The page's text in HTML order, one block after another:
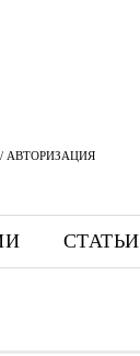
АВТОРИЗАЦИЯ
СТАТЬИ